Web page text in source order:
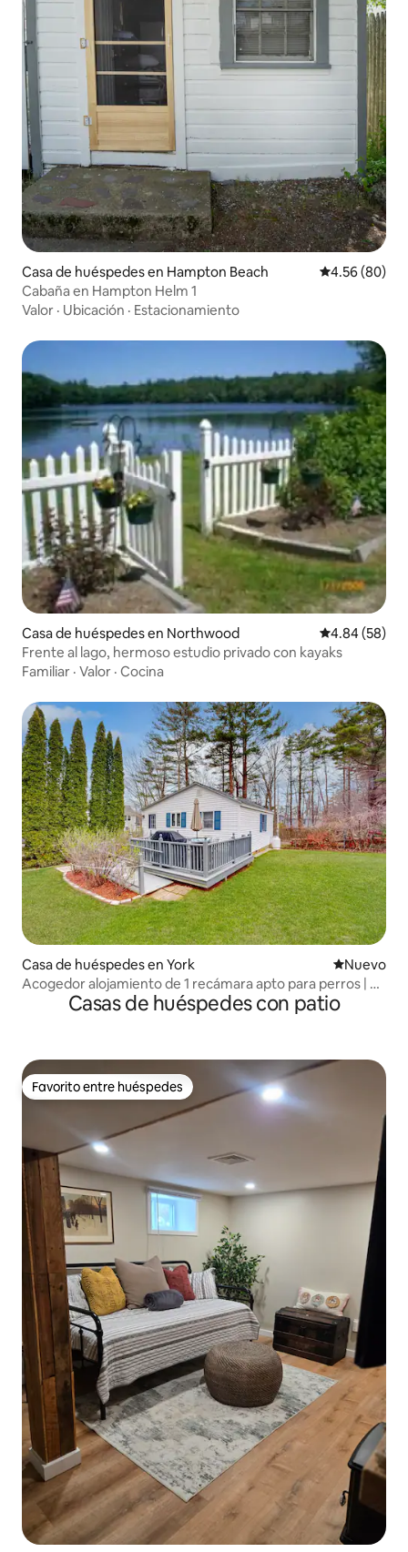
Casa de huéspedes en Hampton Beach Calificación
4.56 (80)
Cabaña en Hampton Helm 1
Valor · Ubicación · Estacionamiento
Casa de huéspedes en Northwood Calificación
4.84 (58)
Frente al lago, hermoso estudio privado con kayaks
Familiar · Valor · Cocina
Casa de huéspedes en York Nuevo
Nuevo
Acogedor alojamiento de 1 recámara apto para perros | A
poca distancia a pie de Short Sands Beach
Casas de huéspedes con patio
Favorito entre huéspedes
Favorito entre huéspedes